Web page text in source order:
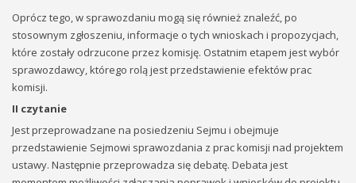
Oprócz tego, w sprawozdaniu mogą się również znaleźć, po
stosownym zgłoszeniu, informacje o tych wnioskach i propozycjach,
które zostały odrzucone przez komisję. Ostatnim etapem jest wybór
sprawozdawcy, którego rolą jest przedstawienie efektów prac
komisji.
II czytanie
Jest przeprowadzane na posiedzeniu Sejmu i obejmuje
przedstawienie Sejmowi sprawozdania z prac komisji nad projektem
ustawy. Następnie przeprowadza się debatę. Debata jest